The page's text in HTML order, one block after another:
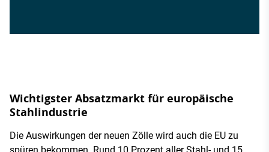
Wichtigster Absatzmarkt für europäische
Stahlindustrie
Die Auswirkungen der neuen Zölle wird auch die EU zu
spüren bekommen. Rund 10 Prozent aller Stahl- und 15